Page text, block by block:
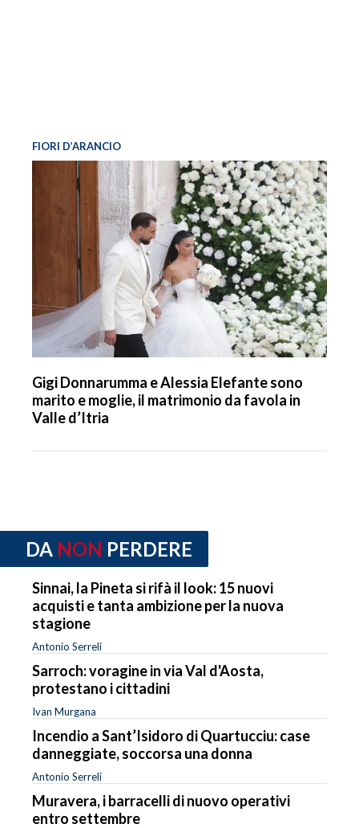
FIORI D’ARANCIO
Gigi Donnarumma e Alessia Elefante sono
marito e moglie, il matrimonio da favola in
Valle d’Itria
DA NON PERDERE
Sinnai, la Pineta si rifà il look: 15 nuovi
acquisti e tanta ambizione per la nuova
stagione
Antonio Serreli
Sarroch: voragine in via Val d'Aosta,
protestano i cittadini
Ivan Murgana
Incendio a Sant’Isidoro di Quartucciu: case
danneggiate, soccorsa una donna
Antonio Serreli
Muravera, i barracelli di nuovo operativi
entro settembre